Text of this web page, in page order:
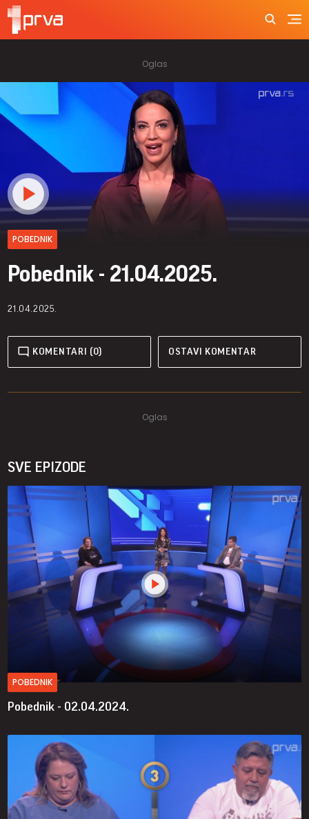
POBEDNIK
Pobednik - 21.04.2025.
21.04.2025.
KOMENTARI (0) OSTAVI KOMENTAR
SVE EPIZODE
POBEDNIK
Pobednik - 02.04.2024.